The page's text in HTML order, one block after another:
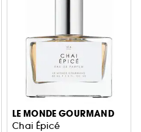
LE MONDE GOURMAND
Chai Épicé